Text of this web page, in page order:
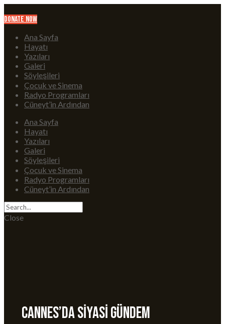
Donate Now
Ana Sayfa
Hayatı
Yazıları
Galeri
Söyleşileri
Çocuk ve Sinema
Radyo Programları
Cüneyt’in Ardından
Ana Sayfa
Hayatı
Yazıları
Galeri
Söyleşileri
Çocuk ve Sinema
Radyo Programları
Cüneyt’in Ardından
Close
CANNES’DA SİYASİ GÜNDEM